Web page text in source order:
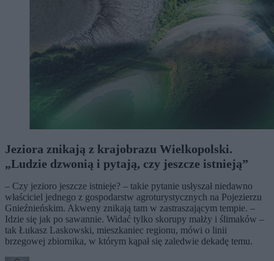
Jeziora znikają z krajobrazu Wielkopolski.
„Ludzie dzwonią i pytają, czy jeszcze istnieją”
– Czy jezioro jeszcze istnieje? – takie pytanie usłyszał niedawno
właściciel jednego z gospodarstw agroturystycznych na Pojezierzu
Gnieźnieńskim. Akweny znikają tam w zastraszającym tempie. –
Idzie się jak po sawannie. Widać tylko skorupy małży i ślimaków –
tak Łukasz Laskowski, mieszkaniec regionu, mówi o linii
brzegowej zbiornika, w którym kąpał się zaledwie dekadę temu.